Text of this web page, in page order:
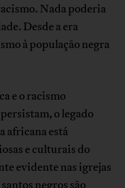
Nada poderia
Desde a era
à população negra
e o racismo
o legado
africana está
e culturais do
evidente nas igrejas